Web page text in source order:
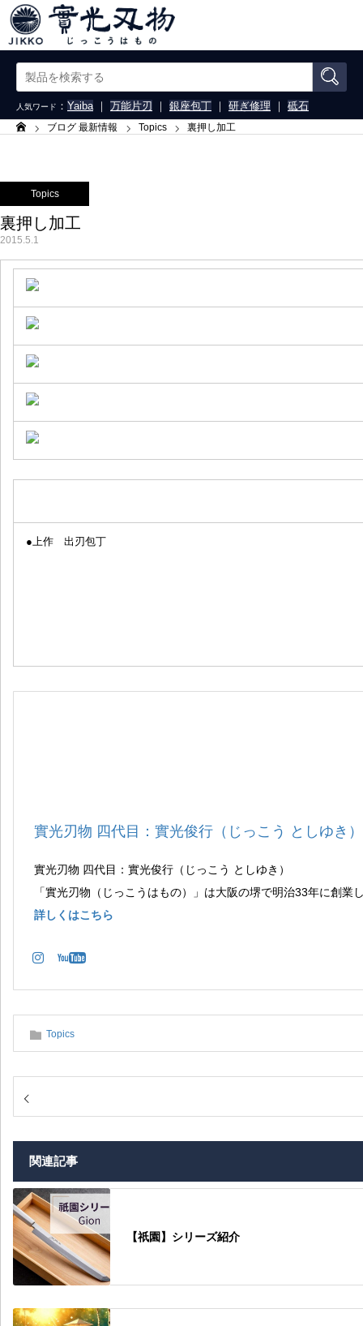
人気ワード ： Yaiba｜ 万能片刃 ｜ 銀座包丁 ｜ 研ぎ修理 ｜ 砥石
ーム ブログ 最新情報 Topics 裏押し加工
Topics
裏押し加工
2015.5.1
●上作 出刃包丁
實光刃物 四代目：實光俊行（じっこう としゆき）
實光刃物 四代目：實光俊行（じっこう としゆき）
「實光刃物（じっこうはもの）」は大阪の堺で明治33年に創
詳しくはこちら
Topics
関連記事
【祇園】シリーズ紹介